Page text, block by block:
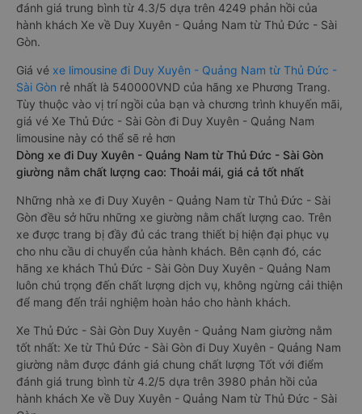
đánh giá trung bình từ 4.3/5 dựa trên 4249 phản hồi của
hành khách Xe về Duy Xuyên - Quảng Nam từ Thủ Đức - Sài
Gòn.
Giá vé xe limousine đi Duy Xuyên - Quảng Nam từ Thủ Đức -
Sài Gòn rẻ nhất là 540000VND của hãng xe Phương Trang.
Tùy thuộc vào vị trí ngồi của bạn và chương trình khuyến mãi,
giá vé Xe Thủ Đức - Sài Gòn đi Duy Xuyên - Quảng Nam
limousine này có thể sẽ rẻ hơn
Dòng xe đi Duy Xuyên - Quảng Nam từ Thủ Đức - Sài Gòn
giường nằm chất lượng cao: Thoải mái, giá cả tốt nhất
Những nhà xe đi Duy Xuyên - Quảng Nam từ Thủ Đức - Sài
Gòn đều sở hữu những xe giường nằm chất lượng cao. Trên
xe được trang bị đầy đủ các trang thiết bị hiện đại phục vụ
cho nhu cầu di chuyển của hành khách. Bên cạnh đó, các
hãng xe khách Thủ Đức - Sài Gòn Duy Xuyên - Quảng Nam
luôn chú trọng đến chất lượng dịch vụ, không ngừng cải thiện
để mang đến trải nghiệm hoàn hảo cho hành khách.
Xe Thủ Đức - Sài Gòn Duy Xuyên - Quảng Nam giường nằm
tốt nhất: Xe từ Thủ Đức - Sài Gòn đi Duy Xuyên - Quảng Nam
giường nằm được đánh giá chung chất lượng Tốt với điểm
đánh giá trung bình từ 4.2/5 dựa trên 3980 phản hồi của
hành khách Xe về Duy Xuyên - Quảng Nam từ Thủ Đức - Sài